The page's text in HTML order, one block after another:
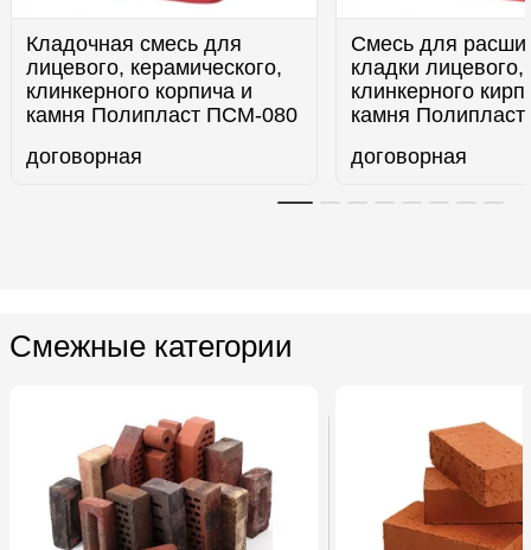
Кладочная смесь для
лицевого, керамического,
клинкерного корпича и
камня Полипласт ПСМ-080
договорная
Смесь для
кладки лицевого,
клинкерного
камня
договорная
Смежные категории